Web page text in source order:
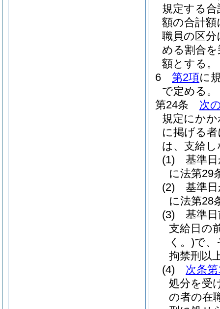
規定する
額の合計
職員の区
める割合
額とする。
6
第2項に
で定める。
第24条
次
規定にか
に掲げる
は、支給
(1)
基準
に法第29
(2)
基準
に法第28
(3)
基準
支給日の
く。)で、
拘禁刑以
(4)
次条
処分を受
の者の在